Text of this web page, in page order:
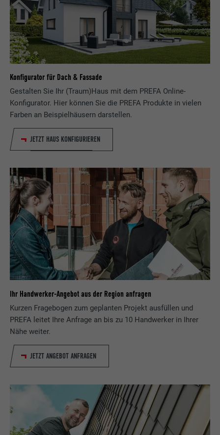
Konfigurator für Dach & Fassade
Gestalten Sie Ihr (Traum)Haus mit dem PREFA Online-
Konfigurator. Hier können Sie die PREFA Produkte in vielen
Farben an Beispielhäusern darstellen.
JETZT HAUS KONFIGURIEREN
Ihr Handwerker-Angebot aus der Region anfragen
Kurzen Fragebogen zum geplanten Projekt ausfüllen und
PREFA leitet Ihre Anfrage an bis zu 10 Handwerker in Ihrer
Nähe weiter.
JETZT ANGEBOT ANFRAGEN